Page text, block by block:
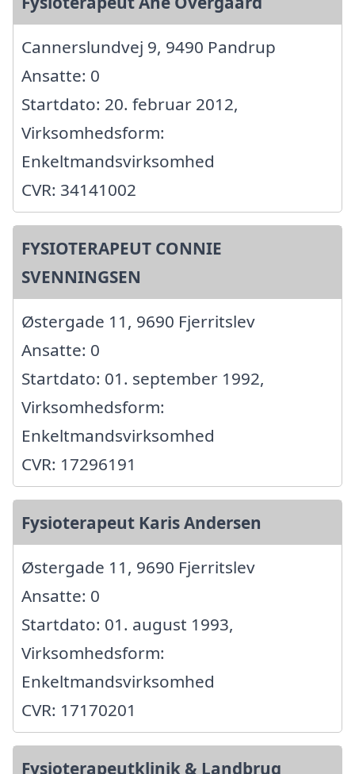
Cannerslundvej 9, 9490 Pandrup
Ansatte: 0
Startdato: 20. februar 2012,
Virksomhedsform:
Enkeltmandsvirksomhed
CVR: 34141002
FYSIOTERAPEUT CONNIE
SVENNINGSEN
Østergade 11, 9690 Fjerritslev
Ansatte: 0
Startdato: 01. september 1992,
Virksomhedsform:
Enkeltmandsvirksomhed
CVR: 17296191
Fysioterapeut Karis Andersen
Østergade 11, 9690 Fjerritslev
Ansatte: 0
Startdato: 01. august 1993,
Virksomhedsform:
Enkeltmandsvirksomhed
CVR: 17170201
Fysioterapeutklinik & Landbrug